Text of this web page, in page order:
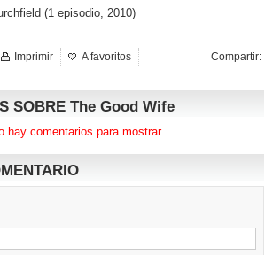
(1 episodio, 2010)
Compartir:
Imprimir
A favoritos
SOBRE The Good Wife
hay comentarios para mostrar.